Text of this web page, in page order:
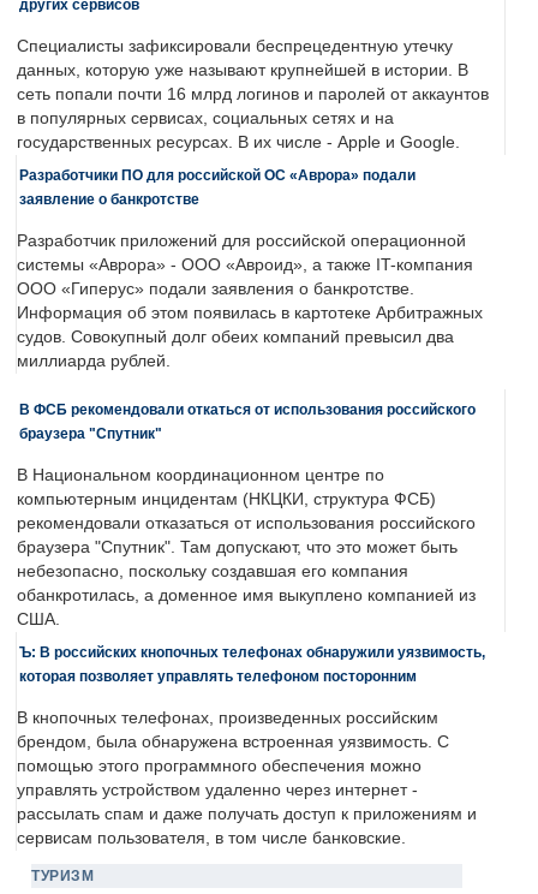
других сервисов
Специалисты зафиксировали беспрецедентную утечку
данных, которую уже называют крупнейшей в истории. В
сеть попали почти 16 млрд логинов и паролей от аккаунтов
в популярных сервисах, социальных сетях и на
государственных ресурсах. В их числе - Apple и Google.
Разработчики ПО для российской ОС «Аврора» подали
заявление о банкротстве
Разработчик приложений для российской операционной
системы «Аврора» - ООО «Авроид», а также IT-компания
ООО «Гиперус» подали заявления о банкротстве.
Информация об этом появилась в картотеке Арбитражных
судов. Совокупный долг обеих компаний превысил два
миллиарда рублей.
В ФСБ рекомендовали откаться от использования российского
браузера "Спутник"
В Национальном координационном центре по
компьютерным инцидентам (НКЦКИ, структура ФСБ)
рекомендовали отказаться от использования российского
браузера "Спутник". Там допускают, что это может быть
небезопасно, поскольку создавшая его компания
обанкротилась, а доменное имя выкуплено компанией из
США.
Ъ: В российских кнопочных телефонах обнаружили уязвимость,
которая позволяет управлять телефоном посторонним
В кнопочных телефонах, произведенных российским
брендом, была обнаружена встроенная уязвимость. С
помощью этого программного обеспечения можно
управлять устройством удаленно через интернет -
рассылать спам и даже получать доступ к приложениям и
сервисам пользователя, в том числе банковские.
ТУРИЗМ